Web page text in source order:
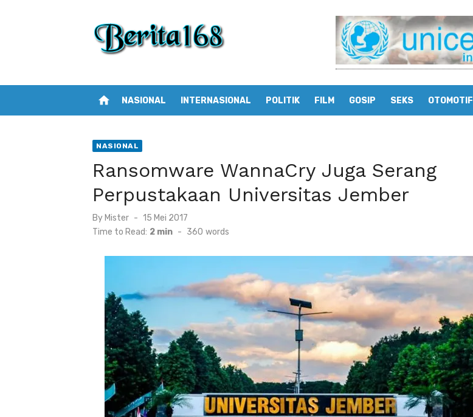
home NASIONAL INTERNASIONAL POLITIK FILM GOSIP SEKS OTOMOTIF
NASIONAL
Ransomware WannaCry Juga Serang
Perpustakaan Universitas Jember
By Mister
Posted
on
15 Mei 2017
Time to Read: 2 min - 360 words